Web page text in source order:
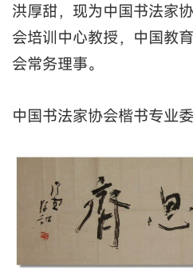
洪厚甜，现为中国书法家
会培训中心教授，中国教
会常务理事。
中国书法家协会楷书专业